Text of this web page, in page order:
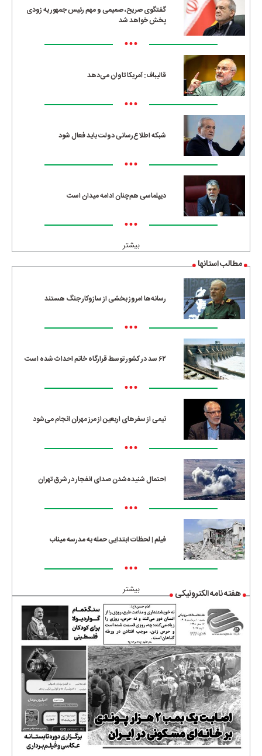
گفتگوی صریح، صمیمی و مهم رئیس جمهور به زودی
پخش خواهد شد
•••
قالیباف: آمریکا تاوان می‌دهد
•••
شبکه اطلاع‌رسانی دولت باید فعال شود
•••
دیپلماسی هم‌چنان ادامه میدان است
•••
بیشتر
مطالب استانها
رسانه‌ها امروز بخشی از سازوکار جنگ هستند
•••
۶۲ سد در کشور توسط قرارگاه خاتم احداث شده است
•••
نیمی از سفرهای اربعین از مرز مهران انجام می‌شود
•••
احتمال شنیده‌شدن صدای انفجار در شرق تهران
•••
فیلم | لحظات ابتدایی حمله به مدرسه میناب
•••
بیشتر هفته نامه الکترونیکی